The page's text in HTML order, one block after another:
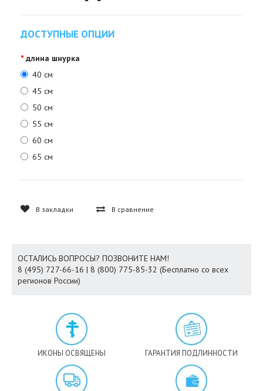
ДОСТУПНЫЕ ОПЦИИ
длина шнурка
40 см
45 см
50 см
55 см
60 см
65 см
В закладки В сравнение
ОСТАЛИСЬ ВОПРОСЫ? ПОЗВОНИТЕ НАМ!
8 (495) 727-66-16 | 8 (800) 775-85-32 (Бесплатно со всех
регионов России)
ИКОНЫ ОСВЯЩЕНЫ ГАРАНТИЯ ПОДЛИННОСТИ